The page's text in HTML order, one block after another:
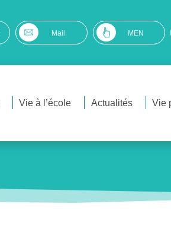
Mail MEN
Vie à l’école Actualités Vie